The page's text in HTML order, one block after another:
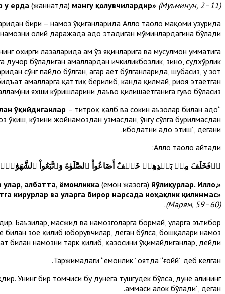
у ерда (жаннатда) мангу қолувчилардир» (Муъминун, 2–11)
бири – намоз ўқиганларида Аллоҳ таоло мақоми ҳузурида
олий даражада адо этадиган мўминлардагина бўлади.
охирги лаҳзаларида ҳам ўз яқинларига ва мусулмон умматига
дучор бўладиган амаллардан ичкиликбозлик, зино, судхўрлик
сўнг пайдо бўлган, агар ҳаёт бўлганларида, шубҳасиз, у зот
амалларга қаттиқ берилиб, канда қилмай, риоя этаётган
яхши кўришларини даъво қилишаётганига гувоҳ бўласиз.
“Тафсири Насафий”да Муъминун сурасининг 2–11-оятлари бундай тафсир қилинган: “
ўқийдиганлар – титроқ қалб ва сокин аъзолар билан адо
ўқиш, кўзини жойнамоздан узмасдан, ўнгу сўлга бурилмасдан
ибодатни адо этиш”, дегани.
Аллоҳ таоло айтади:
﴿۞فَخَلَفَ مِنۢ بَعۡدِهِمۡ خَلۡفٌ أَضَاعُواْ ٱلصَّلَوٰةَ وَٱتَّبَعُواْ ٱلشَّهَوَٰتِۖ فَسَوۡفَ يَلۡقَوۡنَ غَيًّا٥٩ إِلَّا مَن تَابَ وَءَامَنَ وَعَمِلَ صَٰلِحٗا
«Сўнгра уларнинг ортидан намозни зое қилган ва шаҳватларга эргашган кимсалар ўрин олдилар. Энди улар, албатта, ёмонликка
(ёмон жазога) йўлиқурлар. Илло,
кирурлар ва уларга бирор нарсада ноҳақлик қилинмас»
(Марям, 59–60)
.
Баъзилар, масжид ва намозгоҳларга бормай, уларга эътибор
билан зое қилиб юборувчилар, деган бўлса, бошқалари намоз
билан намозни тарк қилиб, қазосини ўқимайдиганлар, дейди.
Таржимадаги “ёмонлик” оятда “ғойй” деб келган.
Унинг бир томчиси бу дунёга тушгудек бўлса, дунё аҳлининг
ҳаммаси ҳалок бўлади”, деган.